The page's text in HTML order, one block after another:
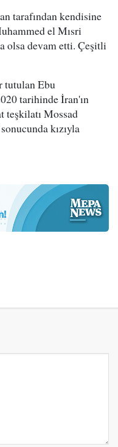
tarafından kendisine
el Mısri
olsa devam etti. Çeşitli
tutulan Ebu
tarihinde İran'ın
teşkilatı Mossad
kızıyla